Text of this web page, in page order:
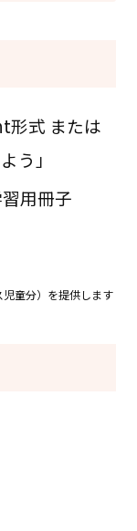
形式 または
う」
用冊子
童分）を提供します